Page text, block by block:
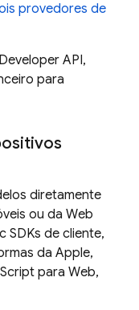
provedores de
API,
para
diretamente
ou da Web
SDKs de cliente,
da Apple,
para Web,